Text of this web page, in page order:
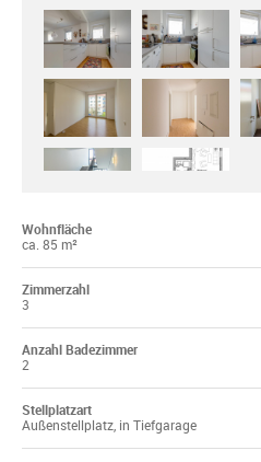
Wohnfläche
ca. 85 m²
Zimmerzahl
3
Anzahl Badezimmer
2
Stellplatzart
Außenstellplatz, in Tiefgarage